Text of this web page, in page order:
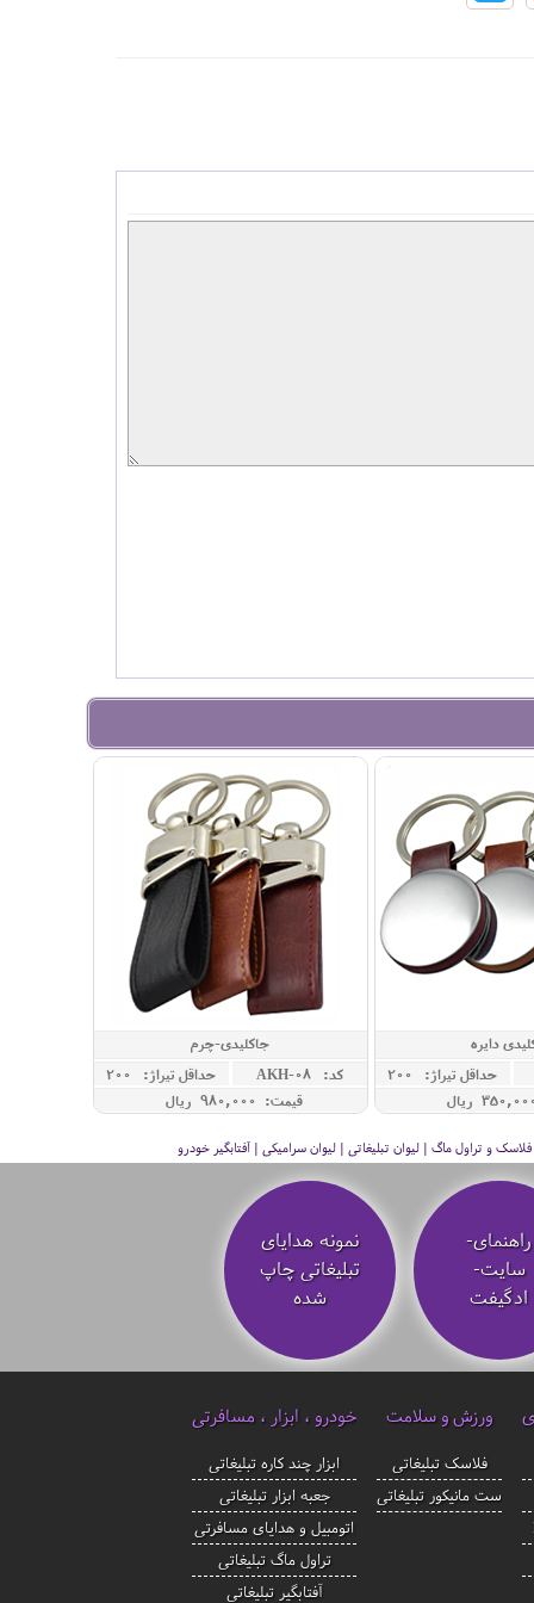
دایره
حداقل تيراژ: 200
جاکلیدی-چرم
کد: AKH-08
حداقل تيراژ: 200
قیمت: 980,000 ريال
و تراول ماگ | لیوان تبلیغاتی | لیوان سرامیکی | آفتابگیر خودرو
راهنمای-
سایت-
ادگیفت
نمونه هدایای
تبلیغاتی چاپ
شده
ورزش و سلامت
فلاسک تبلیغاتی
ست مانیکور تبلیغاتی
خودرو ، ابزار ، مسافرتی
ابزار چند کاره تبلیغاتی
جعبه ابزار تبلیغاتی
اتومبیل و هدایای مسافرتی
تراول ماگ تبلیغاتی
آفتابگیر تبلیغاتی